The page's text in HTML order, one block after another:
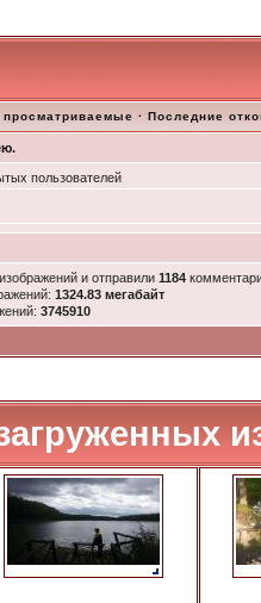
· Последние
пользователей
и отправили 1184
1324.83 мегабайт
3745910